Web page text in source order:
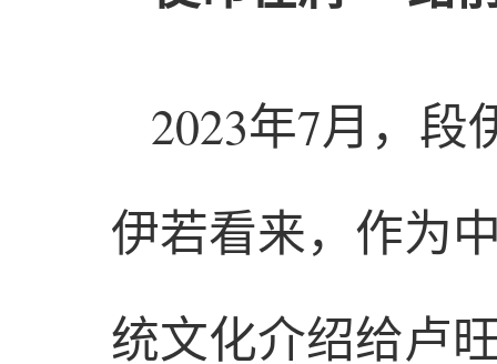
2023年7月，
伊若看来，作为
统文化介绍给卢